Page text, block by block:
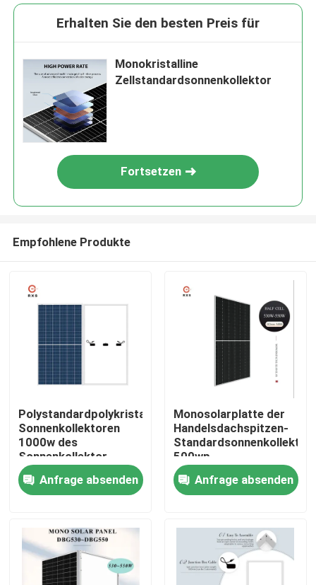
Haus
Produkte
Über uns
Erhalten Sie den besten Preis für
Monokristalline
Zellstandardsonnenkollektor
Fortsetzen
Empfohlene Produkte
Polystandardpolykristalline
Sonnenkollektoren
1000w des
Sonnenkollektor-
330W 350w für
Hauptdach
Anfrage absenden
Monosolarplatte der
Handelsdachspitzen-
Standardsonnenkollektor-
500wp
Anfrage absenden